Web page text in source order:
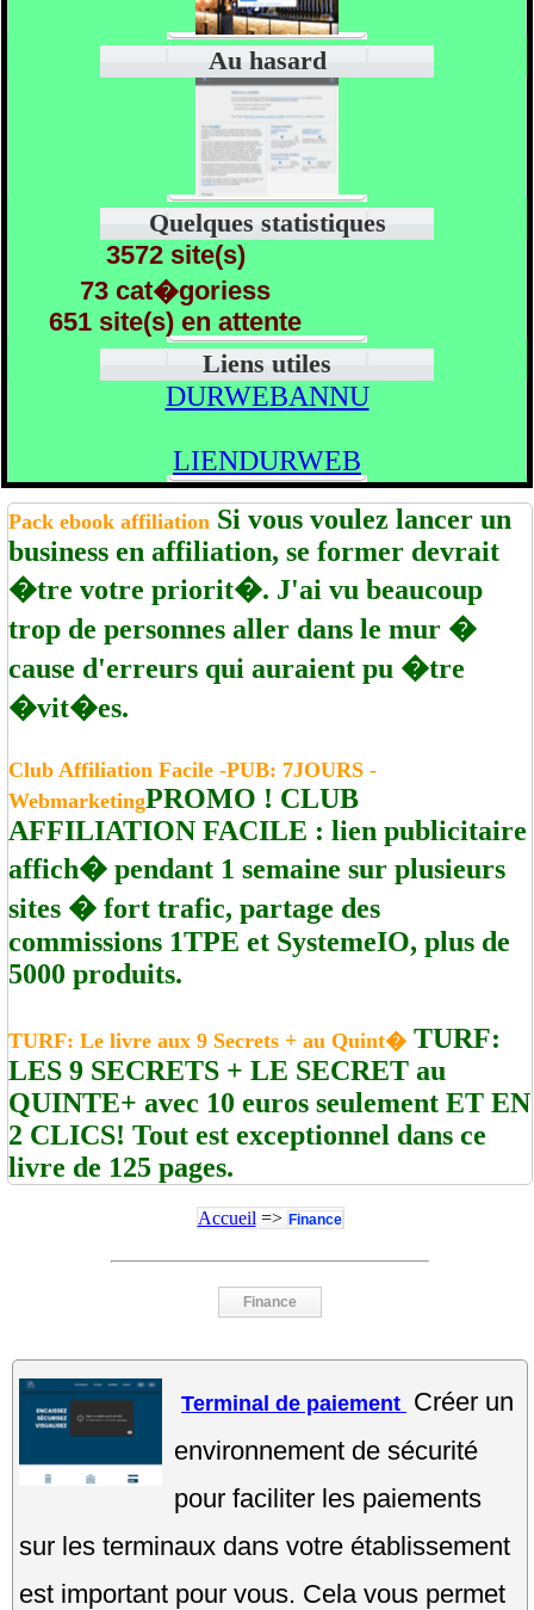
Au hasard
Quelques statistiques
3572 site(s)
73 cat�goriess
651 site(s) en attente
Liens utiles
DURWEBANNU
LIENDURWEB
Pack ebook affiliation Si vous voulez lancer un
business en affiliation, se former devrait
�tre votre priorit�. J'ai vu beaucoup
trop de personnes aller dans le mur �
cause d'erreurs qui auraient pu �tre
�vit�es.
Club Affiliation Facile -PUB: 7JOURS -
WebmarketingPROMO ! CLUB
AFFILIATION FACILE : lien publicitaire
affich� pendant 1 semaine sur plusieurs
sites � fort trafic, partage des
commissions 1TPE et SystemeIO, plus de
5000 produits.
TURF: Le livre aux 9 Secrets + au Quint� TURF:
LES 9 SECRETS + LE SECRET au
QUINTE+ avec 10 euros seulement ET EN
2 CLICS! Tout est exceptionnel dans ce
livre de 125 pages.
Accueil => Finance
Finance
Terminal de paiement Créer un
environnement de sécurité
pour faciliter les paiements
sur les terminaux dans votre établissement
est important pour vous. Cela vous permet